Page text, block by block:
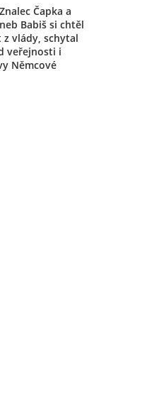
Čapka a
Babiš si chtěl
vlády, schytal
veřejnosti i
Němcové